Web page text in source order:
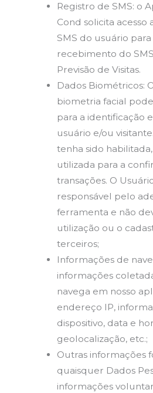
Registro de SMS: o
Cond solicita acesso
SMS do usuário para
recebimento do
Previsão de Visitas.
Dados Biométricos:
biometria facial
para a identificação
usuário e/ou
tenha sido
utilizada para a
transações. O
responsável pelo
ferramenta e não
utilização ou o
terceiros;
Informações de
informações
navega em nosso
endereço IP,
dispositivo, data e
geolocalização, etc.;
Outras informações
quaisquer Dados
informações